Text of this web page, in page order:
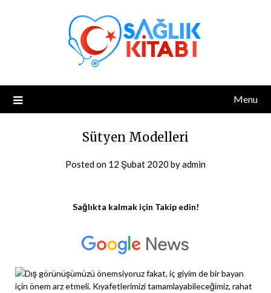
Menu
Sütyen Modelleri
Posted on 12 Şubat 2020 byadmin
Sağlıkta kalmak için Takip edin!
Dış görünüşümüzü önemsiyoruz fakat, iç giyim de bir bayan
için önem arz etmeli. Kıyafetlerimizi tamamlayabileceğimiz, rahat